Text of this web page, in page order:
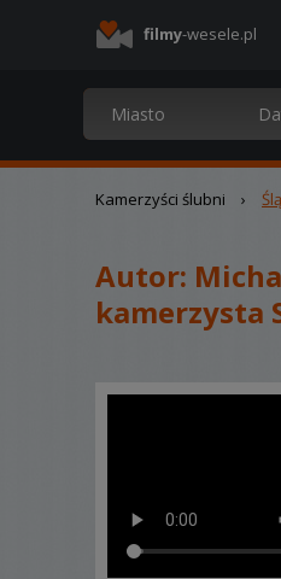
filmy-wesele.pl
Kamerzyści ślubni ›
Autor:
kamerzysta